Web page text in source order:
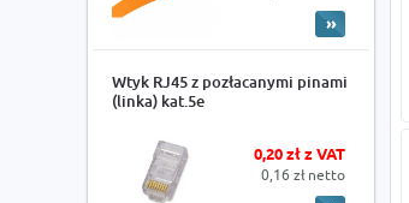
Wtyk RJ45 z pozłacanymi pinami
(linka) kat.5e
0,20 zł z VAT
0,16 zł netto